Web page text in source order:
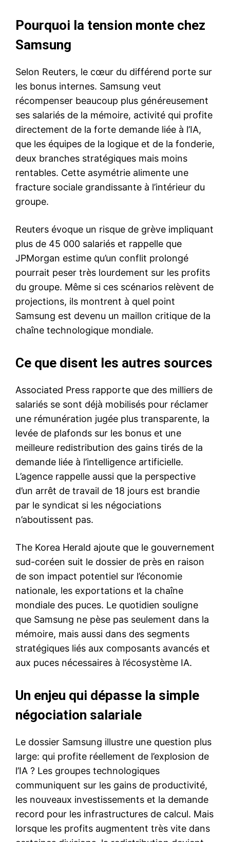
Pourquoi la tension monte chez
Samsung
Selon Reuters, le cœur du différend porte sur
les bonus internes. Samsung veut
récompenser beaucoup plus généreusement
ses salariés de la mémoire, activité qui profite
directement de la forte demande liée à l’IA,
que les équipes de la logique et de la fonderie,
deux branches stratégiques mais moins
rentables. Cette asymétrie alimente une
fracture sociale grandissante à l’intérieur du
groupe.
Reuters évoque un risque de grève impliquant
plus de 45 000 salariés et rappelle que
JPMorgan estime qu’un conflit prolongé
pourrait peser très lourdement sur les profits
du groupe. Même si ces scénarios relèvent de
projections, ils montrent à quel point
Samsung est devenu un maillon critique de la
chaîne technologique mondiale.
Ce que disent les autres sources
Associated Press rapporte que des milliers de
salariés se sont déjà mobilisés pour réclamer
une rémunération jugée plus transparente, la
levée de plafonds sur les bonus et une
meilleure redistribution des gains tirés de la
demande liée à l’intelligence artificielle.
L’agence rappelle aussi que la perspective
d’un arrêt de travail de 18 jours est brandie
par le syndicat si les négociations
n’aboutissent pas.
The Korea Herald ajoute que le gouvernement
sud-coréen suit le dossier de près en raison
de son impact potentiel sur l’économie
nationale, les exportations et la chaîne
mondiale des puces. Le quotidien souligne
que Samsung ne pèse pas seulement dans la
mémoire, mais aussi dans des segments
stratégiques liés aux composants avancés et
aux puces nécessaires à l’écosystème IA.
Un enjeu qui dépasse la simple
négociation salariale
Le dossier Samsung illustre une question plus
large: qui profite réellement de l’explosion de
l’IA ? Les groupes technologiques
communiquent sur les gains de productivité,
les nouveaux investissements et la demande
record pour les infrastructures de calcul. Mais
lorsque les profits augmentent très vite dans